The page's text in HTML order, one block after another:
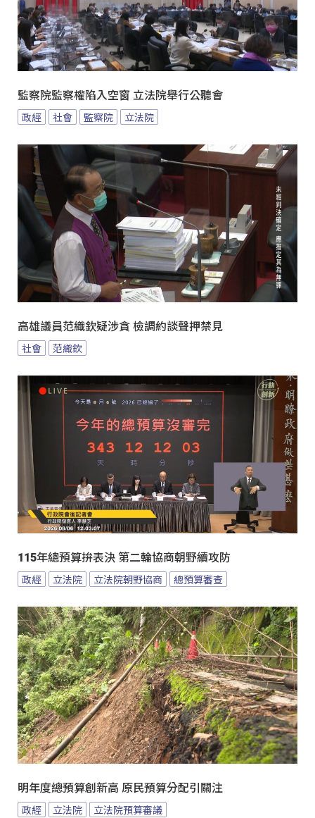
監察院監察權陷入空窗 立法院舉行公聽會
政經 社會 監察院 立法院
高雄議員范織欽疑涉貪 檢調約談聲押禁見
社會 范織欽
115年總預算拚表決 第二輪協商朝野續攻防
政經 立法院 立法院朝野協商 總預算審查
明年度總預算創新高 原民預算分配引關注
政經 立法院 立法院預算審議